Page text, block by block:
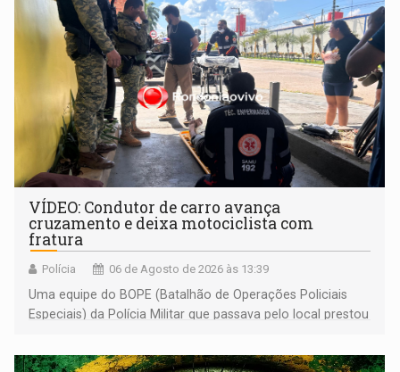
VÍDEO: Condutor de carro avança
cruzamento e deixa motociclista com
fratura
Polícia 06 de Agosto de 2026 às 13:39
Uma equipe do BOPE (Batalhão de Operações Policiais
Especiais) da Polícia Militar que passava pelo local prestou